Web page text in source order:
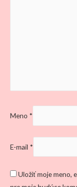
Meno *
E-mail *
Uložiť moje meno,